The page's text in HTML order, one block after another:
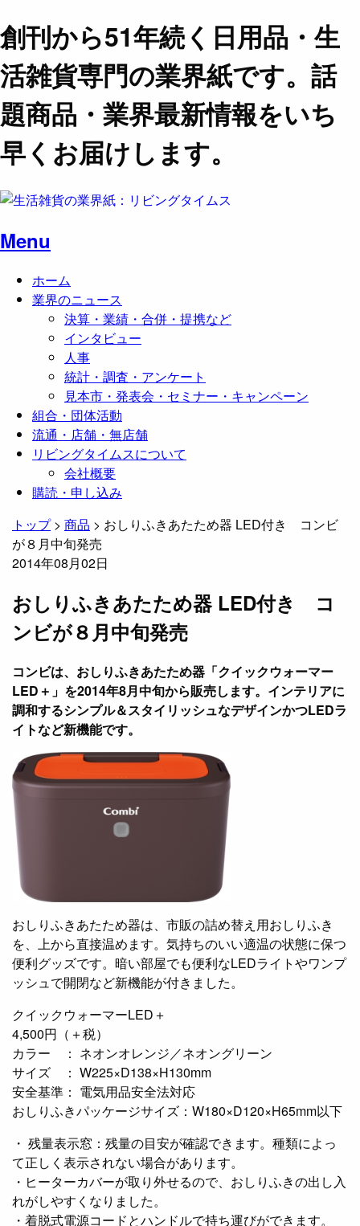
創刊から51年続く日用品・生
活雑貨専門の業界紙です。話
題商品・業界最新情報をいち
早くお届けします。
Menu
ホーム
業界のニュース
決算・業績・合併・提携など
インタビュー
人事
統計・調査・アンケート
見本市・発表会・セミナー・キャンペーン
組合・団体活動
流通・店舗・無店舗
リビングタイムスについて
会社概要
購読・申し込み
トップ> 商品 > おしりふきあたため器 LED付き コンビ
が８月中旬発売
2014年08月02日
おしりふきあたため器 LED付き コ
ンビが８月中旬発売
コンビは、おしりふきあたため器「クイックウォーマー
LED＋」を2014年8月中旬から販売します。インテリアに
調和するシンプル＆スタイリッシュなデザインかつLEDラ
イトなど新機能です。
おしりふきあたため器は、市販の詰め替え用おしりふき
を、上から直接温めます。気持ちのいい適温の状態に保つ
便利グッズです。暗い部屋でも便利なLEDライトやワンプ
ッシュで開閉など新機能が付きました。
クイックウォーマーLED＋
4,500円（＋税）
カラー ： ネオンオレンジ／ネオングリーン
サイズ ： W225×D138×H130mm
安全基準： 電気用品安全法対応
おしりふきパッケージサイズ：W180×D120×H65mm以下
・ 残量表示窓：残量の目安が確認できます。種類によっ
て正しく表示されない場合があります。
・ヒーターカバーが取り外せるので、おしりふきの出し入
れがしやすくなりました。
・着脱式電源コードとハンドルで持ち運びができます。